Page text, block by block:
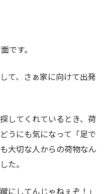
です。
て、さぁ家に向けて出発
してくれているとき、荷
うにも気になって「足で
大切な人からの荷物なん
た。
にしてんじゃねぇぞ！」